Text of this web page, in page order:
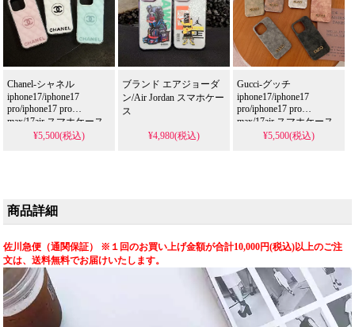
ド、防水の多機能仕
様。かわいい電気メッ
キクリアスタイルが流
行り、格安で手に入
り、
ースとしても使える優
れもの！
Chanel-シャネル
iphone17/iphone17
pro/iphone17 pro
max/17air スマホケース
¥5,500(税込)
ブランド エアジョーダ
ン/Air Jordan スマホケー
ス
¥4,980(税込)
Gucci-グッチ
iphone17/iphone17
pro/iphone17 pro
max/17air スマホケース
¥5,500(税込)
商品詳細
佐川急便（通関保証） ※１回のお買い上げ金額が合計10,000円(税込)以上のご注
文は、送料無料でお届けいたします。